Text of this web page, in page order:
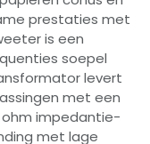
prestaties met
is een
soepel
levert
met een
ohm impedantie-
met lage